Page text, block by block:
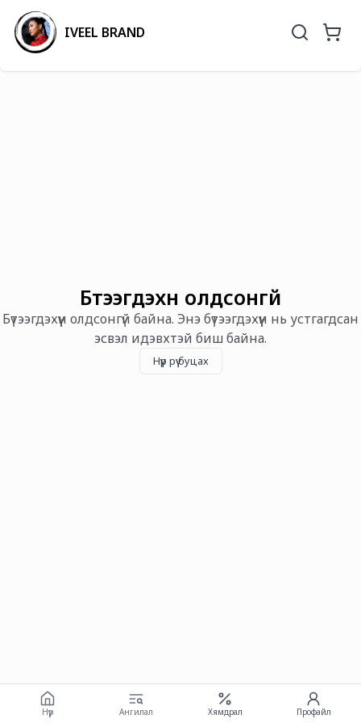
IVEEL BRAND
Бүтээгдэхүүн олдсонгүй
Бүтээгдэхүүн олдсонгүй байна. Энэ бүтээгдэхүүн нь устгагдсан
эсвэл идэвхтэй биш байна.
Нүүр рүү буцах
Нүүр Ангилал Хямдрал Профайл